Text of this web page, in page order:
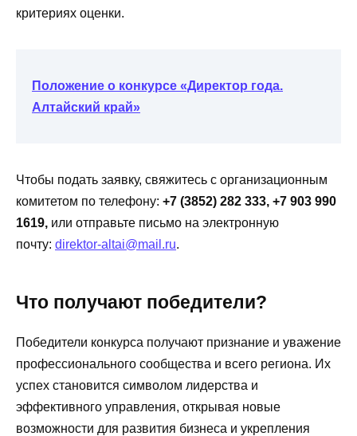
критериях оценки.
Положение о конкурсе «Директор года.
Алтайский край»
Чтобы подать заявку, свяжитесь с организационным
комитетом по телефону: +7 (3852) 282 333, +7 903 990
1619, или отправьте письмо на электронную
почту: direktor-altai@mail.ru.
Что получают победители?
Победители конкурса получают признание и уважение
профессионального сообщества и всего региона. Их
успех становится символом лидерства и
эффективного управления, открывая новые
возможности для развития бизнеса и укрепления